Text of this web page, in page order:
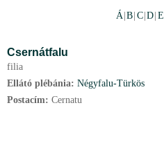
Á |B C |D E
Csernátfalu
filia
Ellátó plébánia: Négyfalu-Türkös
Postacím: Cernatu